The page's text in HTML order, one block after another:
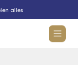
alles